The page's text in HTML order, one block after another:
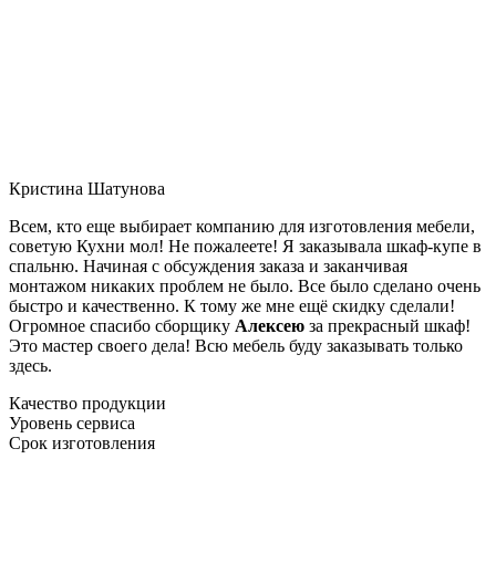
Кристина Шатунова
Всем, кто еще выбирает компанию для изготовления мебели,
советую Кухни мол! Не пожалеете! Я заказывала шкаф-купе в
спальню. Начиная с обсуждения заказа и заканчивая
монтажом никаких проблем не было. Все было сделано очень
быстро и качественно. К тому же мне ещё скидку сделали!
Огромное спасибо сборщику Алексею за прекрасный шкаф!
Это мастер своего дела! Всю мебель буду заказывать только
здесь.
Качество продукции
Уровень сервиса
Срок изготовления